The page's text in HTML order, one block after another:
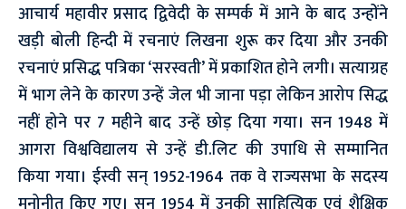
आचार्य महावीर प्रसाद द्विवेदी के सम्पर्क में आने के बाद उन्होंने
खड़ी बोली हिन्दी में रचनाएं लिखना शुरू कर दिया और उनकी
रचनाएं प्रसिद्ध पत्रिका ‘सरस्वती’ में प्रकाशित होने लगी। सत्याग्रह
में भाग लेने के कारण उन्हें जेल भी जाना पड़ा लेकिन आरोप सिद्ध
नहीं होने पर 7 महीने बाद उन्हें छोड़ दिया गया। सन 1948 में
आगरा विश्वविद्यालय से उन्हें डी.लिट की उपाधि से सम्मानित
किया गया। ईस्वी सन् 1952-1964 तक वे राज्यसभा के सदस्य